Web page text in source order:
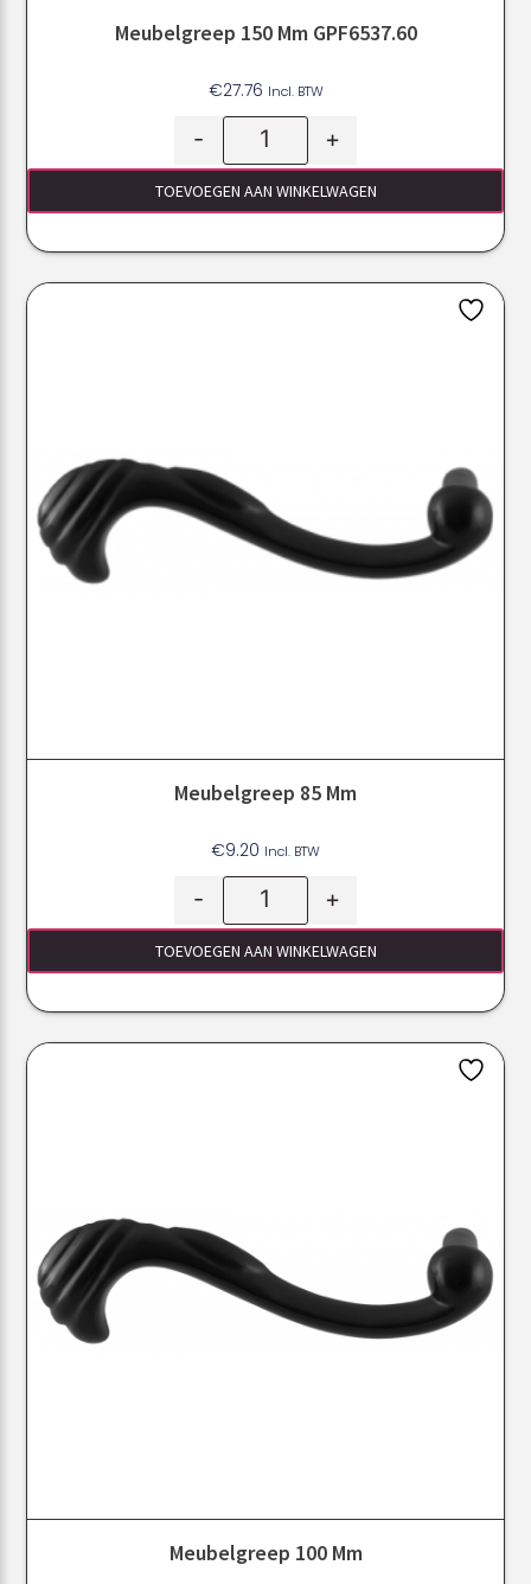
Meubelgreep 150 Mm GPF6537.60
€27.76 Incl. BTW
- +
TOEVOEGEN AAN WINKELWAGEN
Meubelgreep 85 Mm
€9.20 Incl. BTW
- +
TOEVOEGEN AAN WINKELWAGEN
Meubelgreep 100 Mm